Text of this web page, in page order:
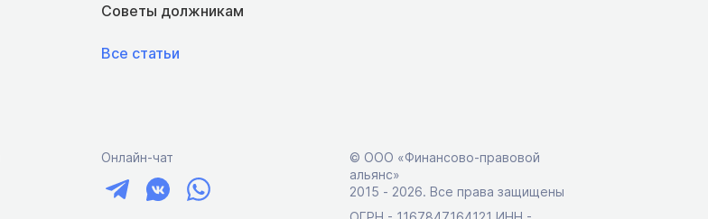
Советы должникам
Все статьи
Онлайн-чат
© ООО «Финансово-правовой
альянс»
2015 ‑ 2026. Все права защищены